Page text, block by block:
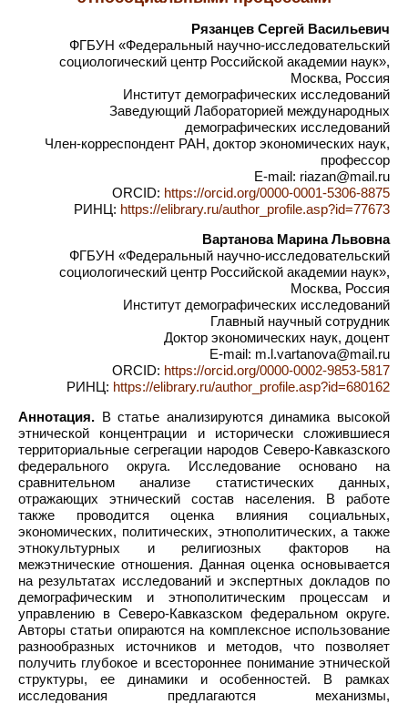
Рязанцев Сергей Васильевич
ФГБУН «Федеральный научно-исследовательский
социологический центр Российской академии наук»,
Москва, Россия
Институт демографических исследований
Заведующий Лабораторией международных
демографических исследований
Член-корреспондент РАН, доктор экономических наук,
профессор
E-mail: riazan@mail.ru
ORCID: https://orcid.org/0000-0001-5306-8875
РИНЦ: https://elibrary.ru/author_profile.asp?id=77673
Вартанова Марина Львовна
ФГБУН «Федеральный научно-исследовательский
социологический центр Российской академии наук»,
Москва, Россия
Институт демографических исследований
Главный научный сотрудник
Доктор экономических наук, доцент
E-mail: m.l.vartanova@mail.ru
ORCID: https://orcid.org/0000-0002-9853-5817
РИНЦ: https://elibrary.ru/author_profile.asp?id=680162
Аннотация. В статье анализируются динамика высокой
этнической концентрации и исторически сложившиеся
территориальные сегрегации народов Северо-Кавказского
федерального округа. Исследование основано на
сравнительном анализе статистических данных,
отражающих этнический состав населения. В работе
также проводится оценка влияния социальных,
экономических, политических, этнополитических, а также
этнокультурных и религиозных факторов на
межэтнические отношения. Данная оценка основывается
на результатах исследований и экспертных докладов по
демографическим и этнополитическим процессам и
управлению в Северо-Кавказском федеральном округе.
Авторы статьи опираются на комплексное использование
разнообразных источников и методов, что позволяет
получить глубокое и всестороннее понимание этнической
структуры, ее динамики и особенностей. В рамках
исследования предлагаются механизмы,